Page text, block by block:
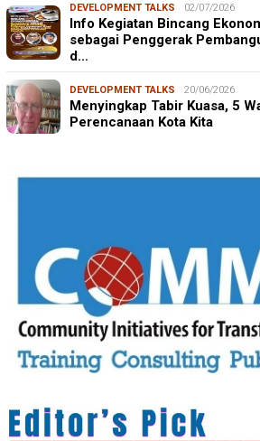
DEVELOPMENT TALKS 02/07/2026
Info Kegiatan Bincang
sebagai Penggerak
d…
DEVELOPMENT TALKS 20/06/2026
Menyingkap Tabir Kuasa, 5
Perencanaan Kota Kita